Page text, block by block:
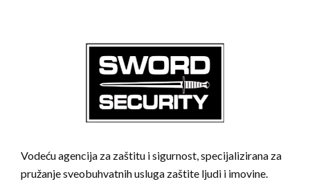
Vodeću agencija za zaštitu i sigurnost, specijalizirana za
pružanje sveobuhvatnih usluga zaštite ljudi i imovine.